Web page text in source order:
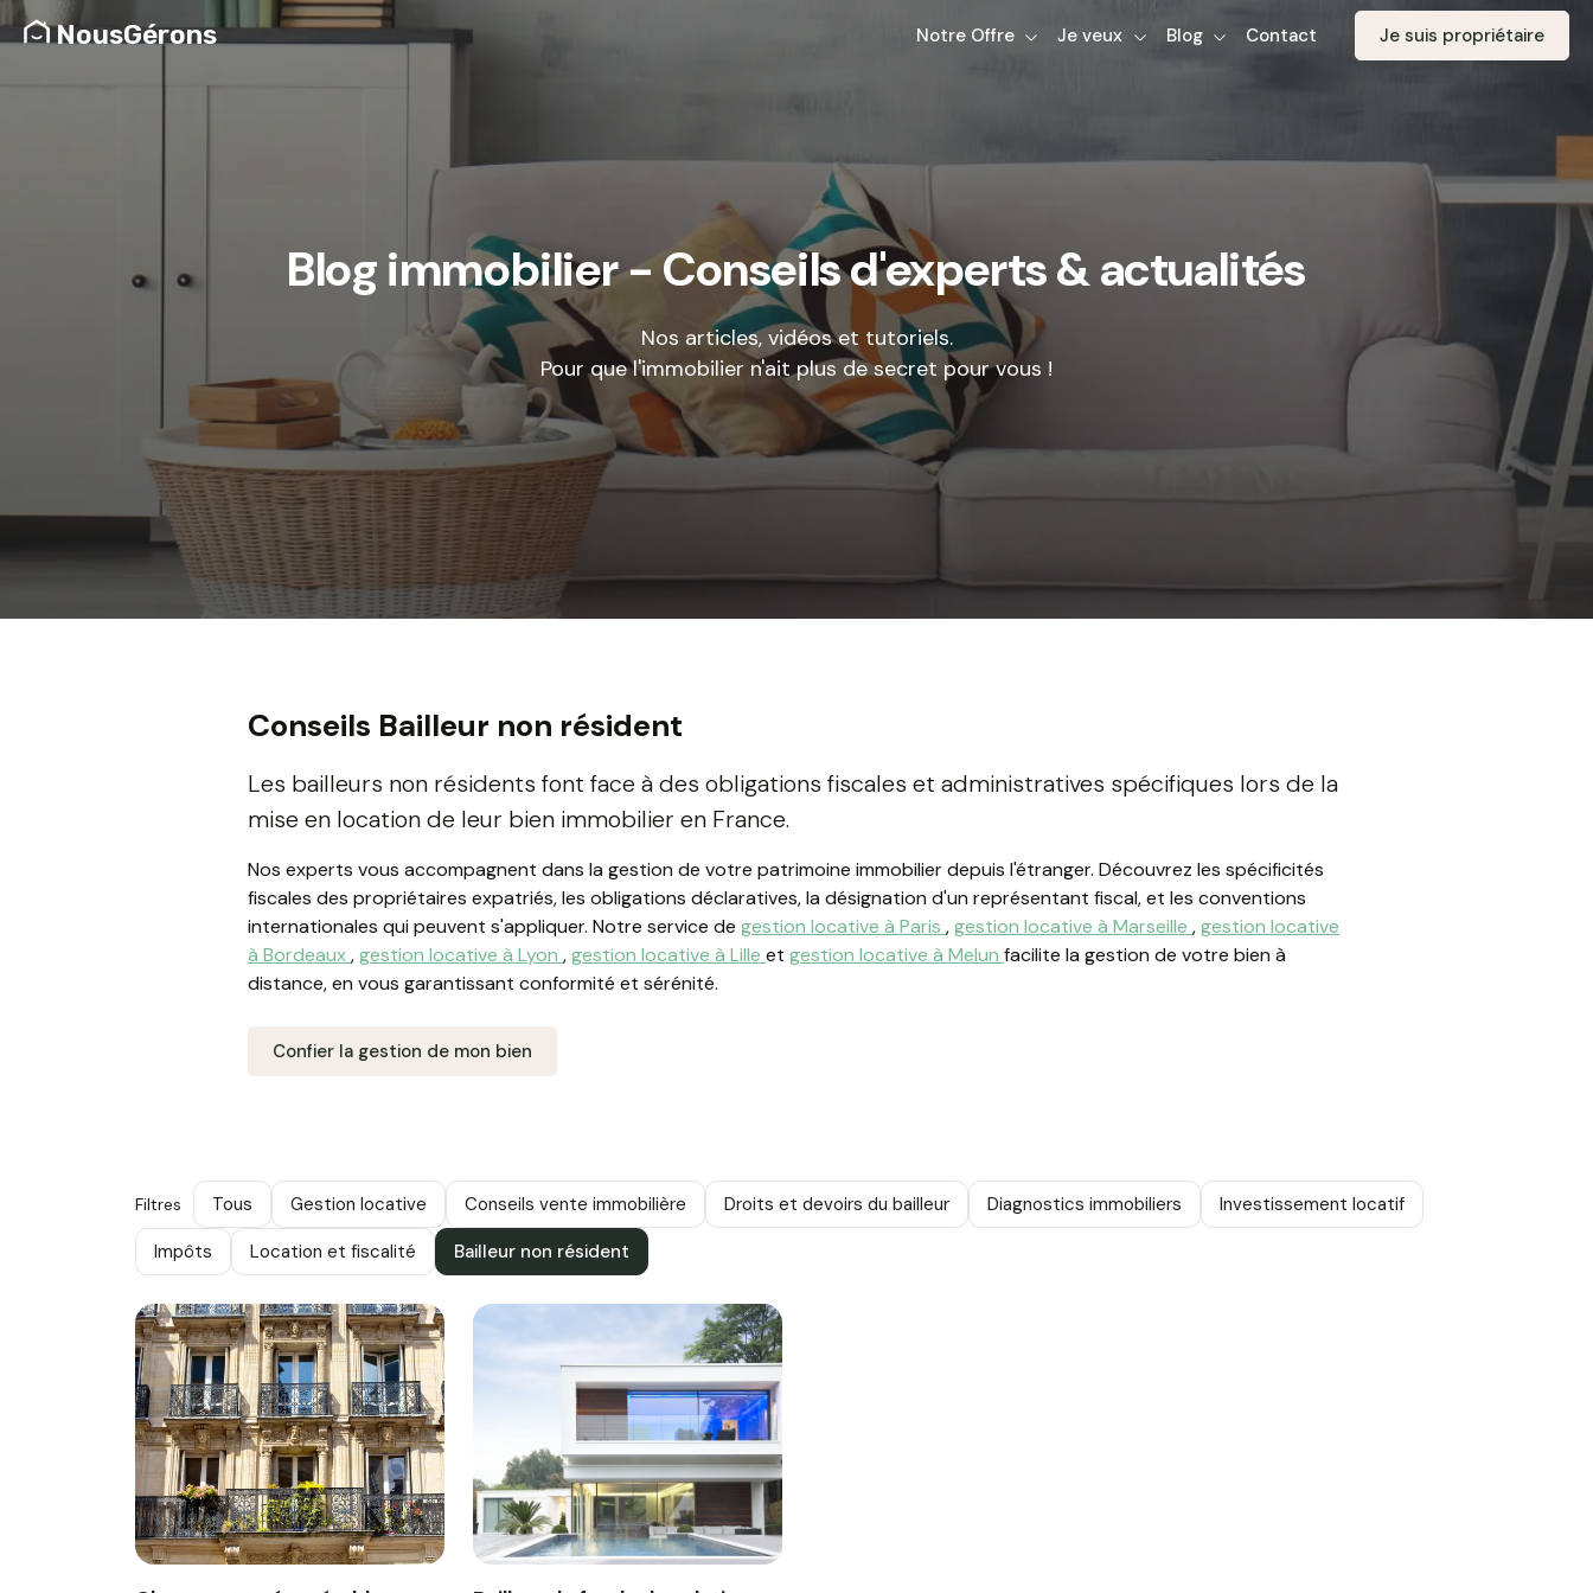
NousGérons Notre Offre Je veux Blog Contact Je suis propriétaire
Blog immobilier - Conseils d'experts & actualités
Nos articles, vidéos et tutoriels.
Pour que l'immobilier n'ait plus de secret pour vous !
Conseils Bailleur non résident
Les bailleurs non résidents font face à des obligations fiscales et administratives spécifiques lors de la
mise en location de leur bien immobilier en France.
Nos experts vous accompagnent dans la gestion de votre patrimoine immobilier depuis l'étranger. Découvrez les spécificités
fiscales des propriétaires expatriés, les obligations déclaratives, la désignation d'un représentant fiscal, et les conventions
internationales qui peuvent s'appliquer. Notre service de gestion locative à Paris ,gestion locative à Marseille ,gestion locative
à Bordeaux,gestion locative à Lyon ,gestion locative à Lille et gestion locative à Melun facilite la gestion de votre bien à
distance, en vous garantissant conformité et sérénité.
Confier la gestion de mon bien
Filtres Tous Gestion locative Conseils vente immobilière Droits et devoirs du bailleur Diagnostics immobiliers
Investissement locatif
Impôts
Location et fiscalité Bailleur non résident